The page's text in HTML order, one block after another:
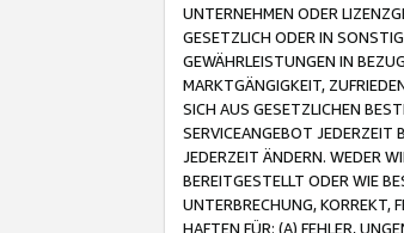
UNTERNEHMEN ODER
GESETZLICH ODER IN
GEWÄHRLEISTUNGEN IN
MARKTGÄNGIGKEIT,
SICH AUS GESETZLICHEN
SERVICEANGEBOT JEDERZEIT
JEDERZEIT ÄNDERN. WEDER
BEREITGESTELLT ODER WIE
UNTERBRECHUNG, KORREKT,
HAFTEN FÜR: (A) FEHLER,